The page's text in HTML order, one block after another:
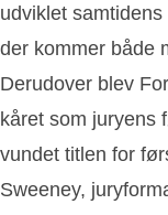
udviklet
der kommer både
Derudover blev
kåret som juryens
vundet titlen for
Sweeney,